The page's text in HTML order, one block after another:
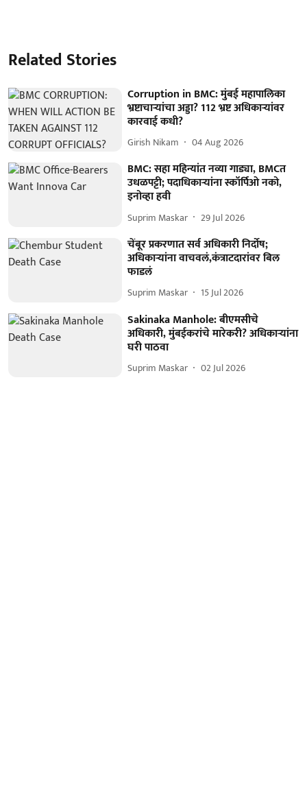
Related Stories
Corruption in BMC: मुंबई महापालिका
भ्रष्टाचाऱ्यांचा अड्डा? 112 भ्रष्ट अधिकाऱ्यांवर
कारवाई कधी?
Girish Nikam 04 Aug 2026
BMC: सहा महिन्यांत नव्या गाड्या, BMCत
उधळपट्टी; पदाधिकाऱ्यांना स्कॉर्पिओ नको,
इनोव्हा हवी
Suprim Maskar 29 Jul 2026
चेंबूर प्रकरणात सर्व अधिकारी निर्दोष;
अधिकाऱ्यांना वाचवलं,कंत्राटदारांवर बिल
फाडलं
Suprim Maskar 15 Jul 2026
Sakinaka Manhole: बीएमसीचे
अधिकारी, मुंबईकरांचे मारेकरी? अधिकाऱ्यांना
घरी पाठवा
Suprim Maskar 02 Jul 2026